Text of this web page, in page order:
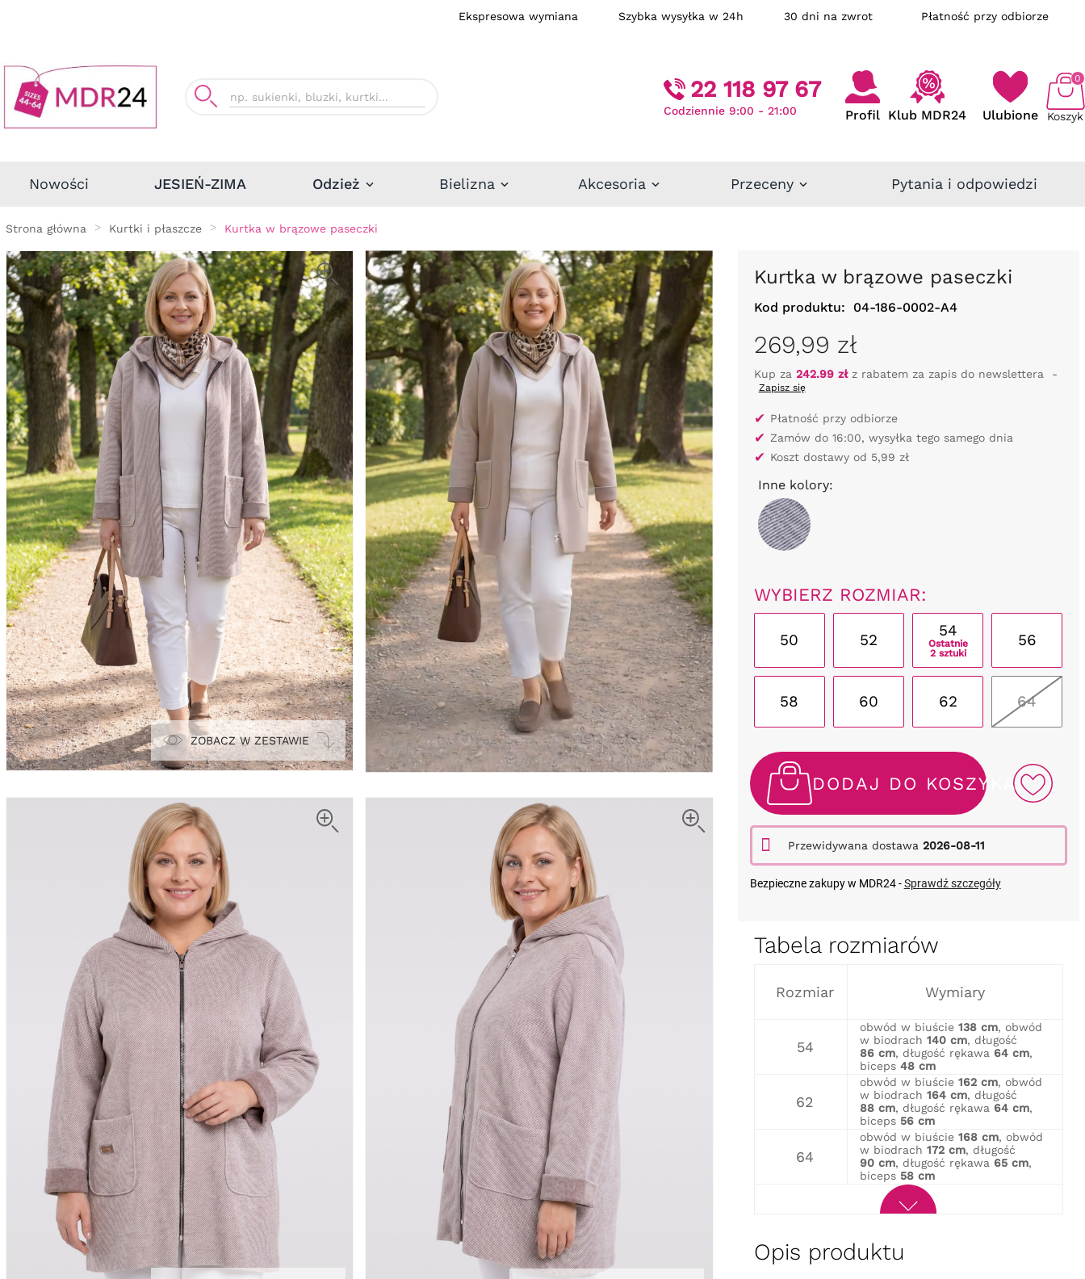
Ekspresowa wymiana Szybka wysyłka w 24h 30 dni na zwrot Płatność przy odbiorze
22 118 97 67
Codziennie 9:00 - 21:00 Profil Klub MDR24 Ulubione Koszyk
0
Nowości JESIEŃ-ZIMA Odzież Bielizna Akcesoria Przeceny Pytania i odpowiedzi
Strona główna Kurtki i płaszcze Kurtka w brązowe paseczki
ZOBACZ W ZESTAWIE
Kurtka w brązowe paseczki
Kod produktu: 04-186-0002-A4
269,99 zł
Kup za 242.99 złz rabatem za zapis do newslettera -
Zapisz się
✔ Płatność przy odbiorze
✔ Zamów do 16:00, wysyłka tego samego dnia
✔ Koszt dostawy od 5,99 zł
Inne kolory:
WYBIERZ ROZMIAR:
50 52
54
Ostatnie
2 sztuki
56
58 60 62 64
DODAJ DO KOSZYKA
Przewidywana dostawa 2026-08-11
Bezpieczne zakupy w MDR24 -Sprawdź szczegóły
Tabela rozmiarów
Rozmiar Wymiary
54
obwód w biuście 138 cm, obwód
w biodrach 140 cm, długość
86 cm, długość rękawa 64 cm,
biceps 48 cm
62
obwód w biuście 162 cm, obwód
w biodrach 164 cm, długość
88 cm, długość rękawa 64 cm,
biceps 56 cm
64
obwód w biuście 168 cm, obwód
w biodrach 172 cm, długość
90 cm, długość rękawa 65 cm,
biceps 58 cm
Opis produktu